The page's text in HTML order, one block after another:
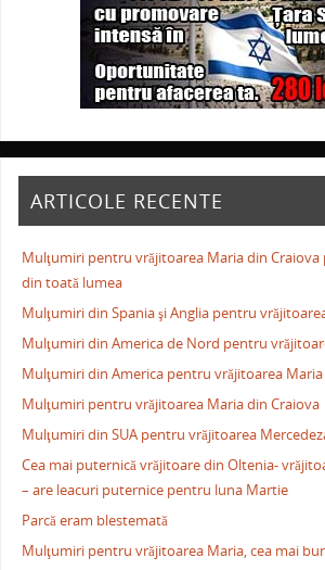
ARTICOLE RECENTE
Mulţumiri pentru vrăjitoarea Maria din Craiova
din toată lumea
Mulţumiri din Spania şi Anglia pentru
Mulţumiri din America de Nord pentru
Mulţumiri din America pentru vrăjitoarea
Mulţumiri pentru vrăjitoarea Maria din Craiova
Mulţumiri din SUA pentru vrăjitoarea
Cea mai puternică vrăjitoare din Oltenia-
– are leacuri puternice pentru luna Martie
Parcă eram blestemată
Mulţumiri pentru vrăjitoarea Maria, cea mai